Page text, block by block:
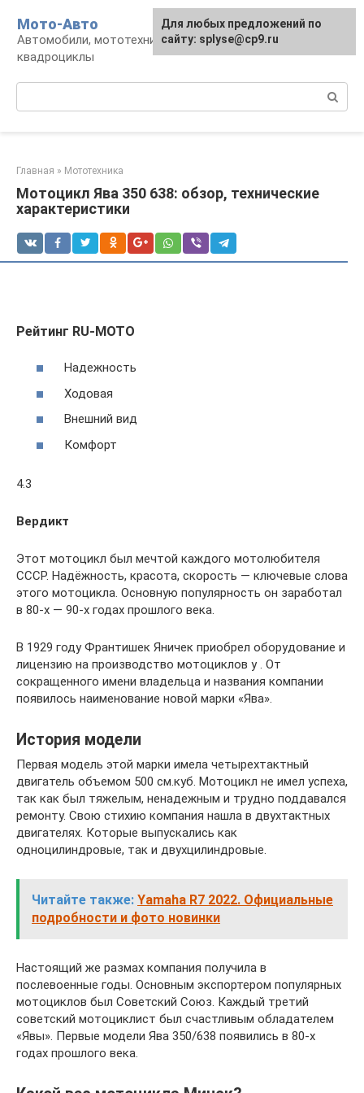
контенту
Мото-Авто
Автомобили, мототехника, снегоходы,
квадроциклы
Главная » Мототехника
Мотоцикл Ява 350 638: обзор, технические
характеристики
Рейтинг RU-MOTO
Надежность
Ходовая
Внешний вид
Комфорт
4.3
Вердикт
Этот мотоцикл был мечтой каждого мотолюбителя
СССР. Надёжность, красота, скорость — ключевые слова
этого мотоцикла. Основную популярность он заработал
в 80-х — 90-х годах прошлого века.
В 1929 году Франтишек Яничек приобрел оборудование и
лицензию на производство мотоциклов у . От
сокращенного имени владельца и названия компании
появилось наименование новой марки «Ява».
История модели
Первая модель этой марки имела четырехтактный
двигатель объемом 500 см.куб. Мотоцикл не имел успеха,
так как был тяжелым, ненадежным и трудно поддавался
ремонту. Свою стихию компания нашла в двухтактных
двигателях. Которые выпускались как
одноцилиндровые, так и двухцилиндровые.
Читайте также: Yamaha R7 2022. Официальные
подробности и фото новинки
Настоящий же размах компания получила в
послевоенные годы. Основным экспортером популярных
мотоциклов был Советский Союз. Каждый третий
советский мотоциклист был счастливым обладателем
«Явы». Первые модели Ява 350/638 появились в 80-х
годах прошлого века.
Для любых предложений по
сайту: splyse@cp9.ru